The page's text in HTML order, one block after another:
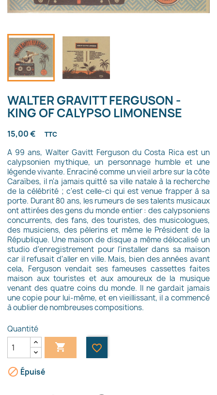
WALTER GRAVITT FERGUSON -
KING OF CALYPSO LIMONENSE
15,00 € TTC
A 99 ans, Walter Gavitt Ferguson du Costa Rica est un
calypsonien mythique, un personnage humble et une
légende vivante. Enraciné comme un vieil arbre sur la côte
Caraïbes, il n'a jamais quitté sa ville natale à la recherche
de la célébrité ; c'est celle-ci qui est venue frapper à sa
porte. Durant 80 ans, les rumeurs de ses talents musicaux
ont attirées des gens du monde entier : des calypsoniens
concurrents, des fans, des touristes, des musicologues,
des musiciens, des pèlerins et même le Président de la
République. Une maison de disque a même délocalisé un
studio d'enregistrement pour l'installer dans sa maison
car il refusait d'aller en ville. Mais, bien des années avant
cela, Ferguson vendait ses fameuses cassettes faites
maison aux touristes et aux amoureux de la musique
venant des quatre coins du monde. Il ne gardait jamais
une copie pour lui-même, et en vieillissant, il a commencé
à oublier de nombreuses compositions.
Quantité
 favorite_border
 Épuisé